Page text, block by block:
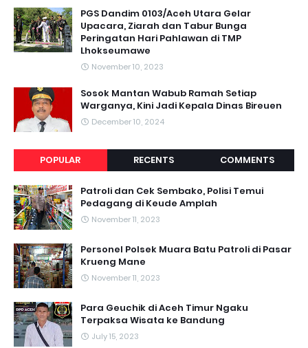
PGS Dandim 0103/Aceh Utara Gelar
Upacara, Ziarah dan Tabur Bunga
Peringatan Hari Pahlawan di TMP
Lhokseumawe
November 10, 2023
Sosok Mantan Wabub Ramah Setiap
Warganya, Kini Jadi Kepala Dinas Bireuen
December 10, 2024
POPULAR RECENTS COMMENTS
Patroli dan Cek Sembako, Polisi Temui
Pedagang di Keude Amplah
November 11, 2023
Personel Polsek Muara Batu Patroli di Pasar
Krueng Mane
November 11, 2023
Para Geuchik di Aceh Timur Ngaku
Terpaksa Wisata ke Bandung
July 15, 2023